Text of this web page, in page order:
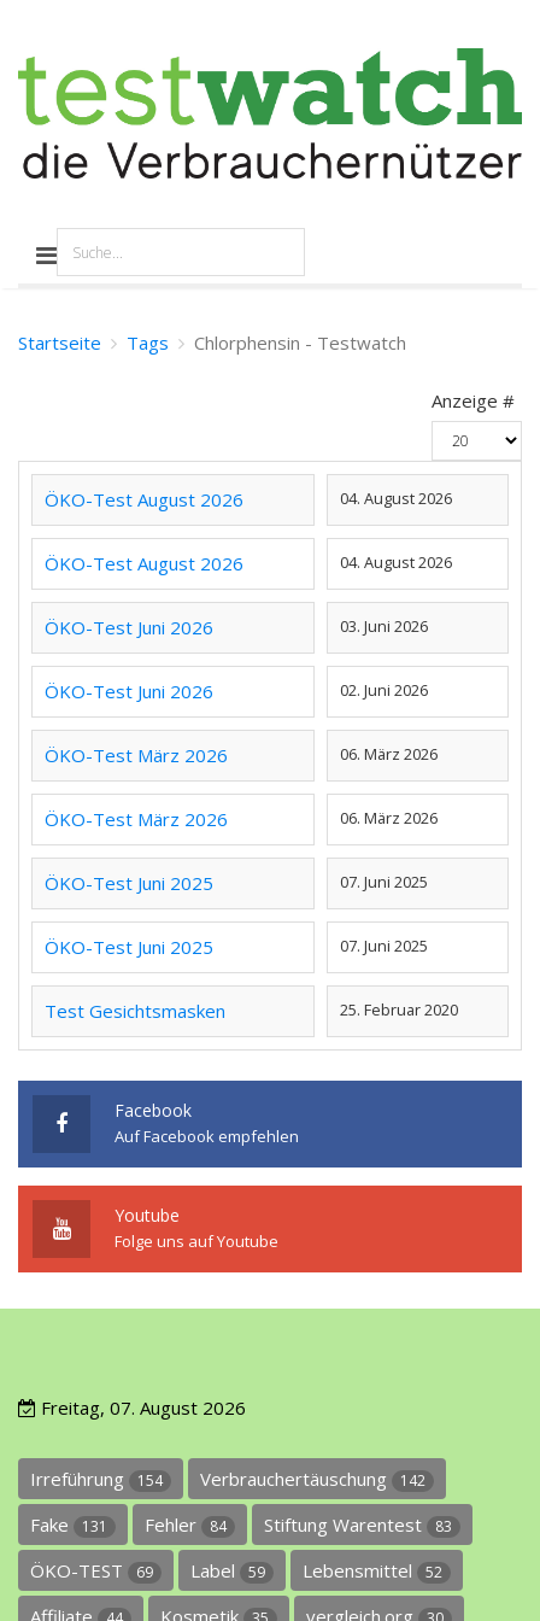
Startseite Tags Chlorphensin - Testwatch
Anzeige #
ÖKO-Test August 2026 04. August 2026
ÖKO-Test August 2026 04. August 2026
ÖKO-Test Juni 2026 03. Juni 2026
ÖKO-Test Juni 2026 02. Juni 2026
ÖKO-Test März 2026 06. März 2026
ÖKO-Test März 2026 06. März 2026
ÖKO-Test Juni 2025 07. Juni 2025
ÖKO-Test Juni 2025 07. Juni 2025
Test Gesichtsmasken 25. Februar 2020
Facebook
Auf Facebook empfehlen
Youtube
Folge uns auf Youtube
Freitag, 07. August 2026
Irreführung 154 Verbrauchertäuschung 142
Fake 131 Fehler 84 Stiftung Warentest 83
ÖKO-TEST 69 Label 59 Lebensmittel 52